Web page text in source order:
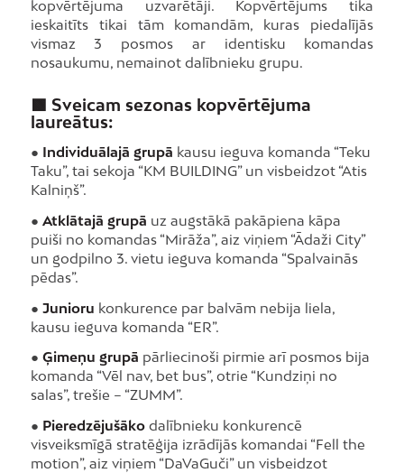
kopvērtējuma uzvarētāji. Kopvērtējums tika
ieskaitīts tikai tām komandām, kuras piedalījās
vismaz 3 posmos ar identisku komandas
nosaukumu, nemainot dalībnieku grupu.
🟩 Sveicam sezonas kopvērtējuma
laureātus:
● Individuālajā grupā kausu ieguva komanda “Teku
Taku”, tai sekoja “KM BUILDING” un visbeidzot “Atis
Kalniņš”.
● Atklātajā grupā uz augstākā pakāpiena kāpa
puiši no komandas “Mirāža”, aiz viņiem “Ādaži City”
un godpilno 3. vietu ieguva komanda “Spalvainās
pēdas”.
● Junioru konkurence par balvām nebija liela,
kausu ieguva komanda “ER”.
● Ģimeņu grupā pārliecinoši pirmie arī posmos bija
komanda “Vēl nav, bet bus”, otrie “Kundziņi no
salas”, trešie – “ZUMM”.
● Pieredzējušākodalībnieku konkurencē
visveiksmīgā stratēģija izrādījās komandai “Fell the
motion”, aiz viņiem “DaVaGuči” un visbeidzot